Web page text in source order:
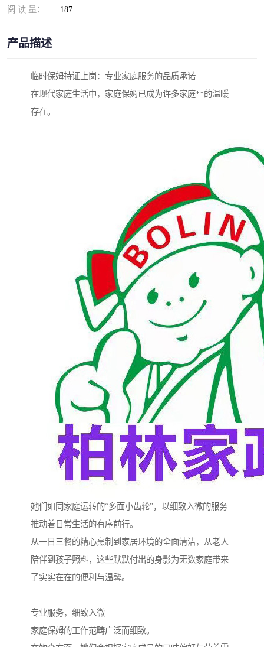
阅 读 量： 187
产品描述
临时保姆持证上岗：专业家庭服务的品质承诺
在现代家庭生活中，家庭保姆已成为许多家庭**的温暖
存在。
她们如同家庭运转的“多面小齿轮”，以细致入微的服务
推动着日常生活的有序前行。
从一日三餐的精心烹制到家居环境的全面清洁，从老人
陪伴到孩子照料，这些默默付出的身影为无数家庭带来
了实实在在的便利与温馨。
专业服务，细致入微
家庭保姆的工作范畴广泛而细致。